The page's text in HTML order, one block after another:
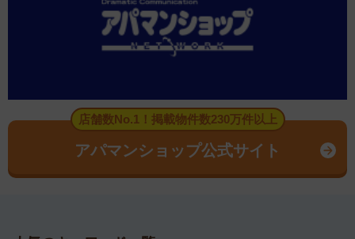
店舗数No.1！掲載物件数230万件以上
アパマンショップ公式サイト